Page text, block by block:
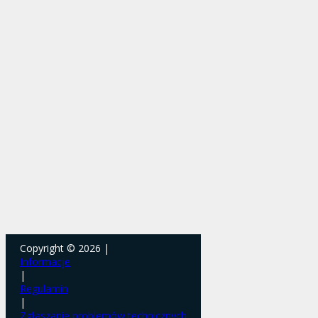
Copyright © 2026 |
Informacje
|
Regulamin
|